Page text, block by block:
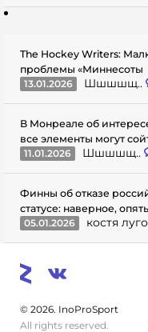
The Hockey Writers:
проблемы «Миннесоты
13.01.2026
Шшшшщ..
В Монреале об
все элементы могут
11.01.2026
Шшшшщ..
Финны об отказе
статусе: наверное,
05.01.2026
костя
© 2026. InoProSport
All rights reserved.